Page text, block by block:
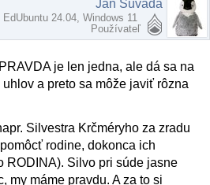
Ján Šuvada
24.04, Windows 11
Používateľ
je len jedna, ale dá sa na
a preto sa môže javiť rôzna
Silvestra Krčméryho za zradu
rodine, dokonca ich
RODINA). Silvo pri súde jasne
my máme pravdu. A za to si